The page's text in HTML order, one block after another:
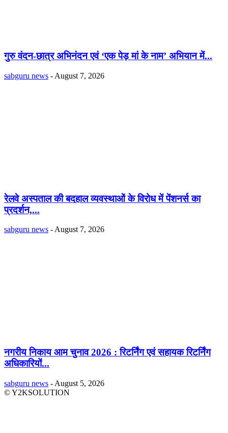
गुरु वंदन-छात्र अभिनंदन एवं ‘एक पेड़ मां के नाम’ अभियान में...
sabguru news - August 7, 2026
रेलवे अस्पताल की बदहाल व्यवस्थाओं के विरोध में पेंशनर्स का
प्रदर्शन,...
sabguru news - August 7, 2026
नगरीय निकाय आम चुनाव 2026 : रिटर्निंग एवं सहायक रिटर्निंग
अधिकारियों...
sabguru news - August 5, 2026
© Y2KSOLUTION